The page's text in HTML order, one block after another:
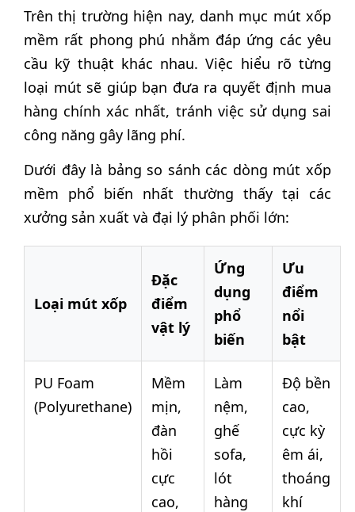
Trên thị trường hiện nay, danh mục mút xốp
mềm rất phong phú nhằm đáp ứng các yêu
cầu kỹ thuật khác nhau. Việc hiểu rõ từng
loại mút sẽ giúp bạn đưa ra quyết định mua
hàng chính xác nhất, tránh việc sử dụng sai
công năng gây lãng phí.
Dưới đây là bảng so sánh các dòng mút xốp
mềm phổ biến nhất thường thấy tại các
xưởng sản xuất và đại lý phân phối lớn:
Loại mút xốp
Đặc
điểm
vật lý
Ứng
dụng
phổ
biến
Ưu
điểm
nổi
bật
PU Foam
(Polyurethane)
Mềm
mịn,
đàn
hồi
cực
cao,
Làm
nệm,
ghế
sofa,
lót
hàng
Độ bền
cao,
cực kỳ
êm ái,
thoáng
khí